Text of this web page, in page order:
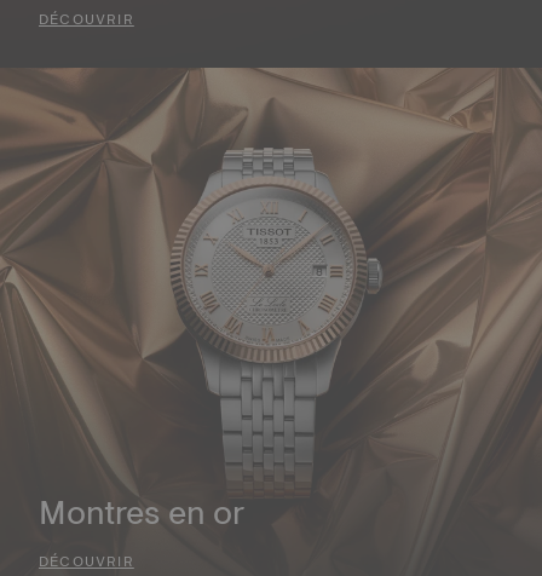
DÉCOUVRIR
Montres en or
DÉCOUVRIR